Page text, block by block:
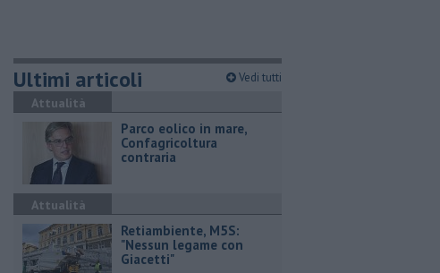
Ultimi articoli Vedi tutti
Attualità
Parco eolico in mare,
Confagricoltura
contraria
Attualità
Retiambiente, M5S:
"Nessun legame con
Giacetti"